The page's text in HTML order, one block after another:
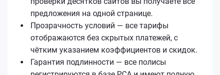
предложения на одной странице.
Прозрачность условий — все тарифы
отображаются без скрытых платежей, с
чётким указанием коэффициентов и скидок.
Гарантия подлинности — все полисы